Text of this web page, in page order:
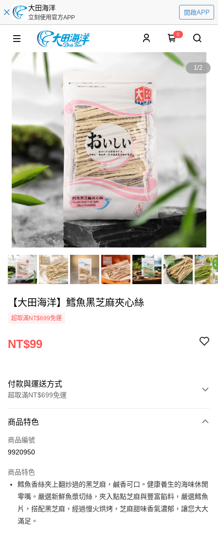
大田海洋
立刻使用官方APP
開啟APP
0
1/2
【大田海洋】鱈魚黑芝麻夾心絲
超取滿NT$699免運
NT$99
付款與運送方式
超取滿NT$699免運
信用卡一次付款
超商取貨付款
Apple Pay
街口支付
悠遊付
商品特色
商品編號
9920950
商品特色
鱈魚香絲夾上翻炒過的黑芝麻，鹹香可口。健康養生的海味休閒
零嘴。嚴選新鮮魚漿切絲，夾入點點芝麻與豐富餡料，嚴選鱈魚
片，搭配黑芝麻，經過慢火烘烤，芝麻甜味香氣濃郁，讓您大大
滿足。